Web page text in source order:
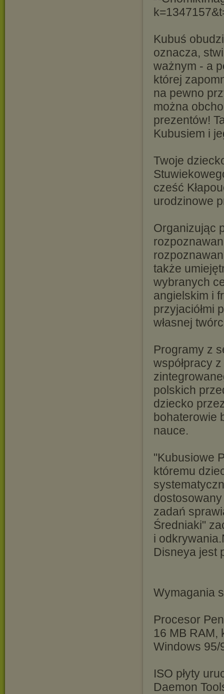
Kubuś
oznacza,
ważnym - a
której
na pewno
można
prezentów!
Kubusiem i
Twoje
cześć
urodzinowe
Organizując
także
wybranych
angielskim i
przyjaciółmi
własnej
Programy z
współpracy
polskich
dziecko
bohaterowie
nauce.
"Kubusiowe
któremu
zadań
Średniaki"
i
Disneya jest
Wymagania
Procesor
16 MB RAM,
Windows 95/
ISO płyty
Daemon